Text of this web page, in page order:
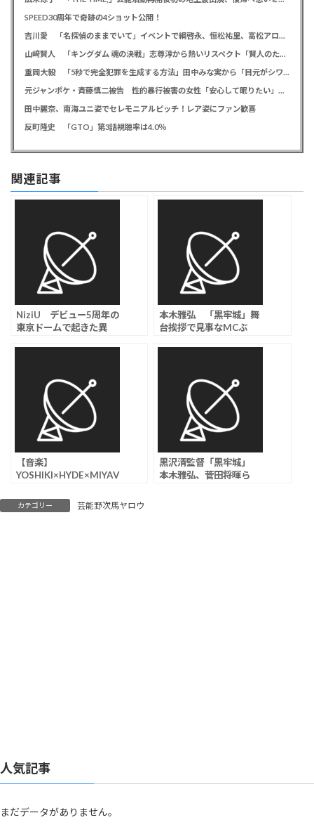
SPEED30周年で奇跡の4ショット公開！
吉川愛 「名探偵のままでいて」イベントで綱啓永、恒松祐里、高松アロハと息ピッタリの仲良しトーク
山﨑賢人 「キングダム 魂の決戦」志尊淳から熱いリスペクト「賢人のためだったらみんな頑張る」
重岡大毅 「5秒で完全犯罪を生成する方法」田中みな実から「目元がシワシワ」とダメ出し連発されたことを暴露
元ジャンポケ・斉藤慎二被告 性的暴行被害の女性「安心して眠りたい」「何も恐れず外を歩きたい」
田中麗奈、南海ユニ姿でセレモニアルピッチ！レア姿にファン歓喜
反町隆史 「GTO」第3話視聴率は4.0％
関連記事
NiziU デビュー5周年の
東京ドームで起きた異
本木雅弘 「黒牢城」舞
台挨拶で見事なMCぶ
【音楽】
YOSHIKI×HYDE×MIYAV
の共演
黒沢清監督「黒牢城」
本木雅弘、菅田将暉ら
カテゴリー 芸能野次馬ヤロウ
人気記事
まだデータがありません。